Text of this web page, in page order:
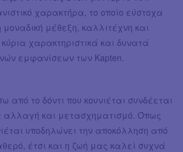
χαρακτήρα, το οποίο εύστοχα
μοναδική μέθεξη, καλλιτέχνη και
χαρακτηριστικά και δυνατά
εμφανίσεων των Kapten.
από το δόντι που κουνιέται συνδέεται
αλλαγή και μετασχηματισμό. Όπως
υποδηλώνει την αποκόλληση από
έτσι και η ζωή μας καλεί συχνά